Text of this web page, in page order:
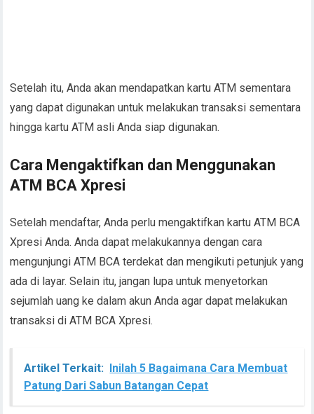
Setelah itu, Anda akan mendapatkan kartu ATM sementara
yang dapat digunakan untuk melakukan transaksi sementara
hingga kartu ATM asli Anda siap digunakan.
Cara Mengaktifkan dan Menggunakan
ATM BCA Xpresi
Setelah mendaftar, Anda perlu mengaktifkan kartu ATM BCA
Xpresi Anda. Anda dapat melakukannya dengan cara
mengunjungi ATM BCA terdekat dan mengikuti petunjuk yang
ada di layar. Selain itu, jangan lupa untuk menyetorkan
sejumlah uang ke dalam akun Anda agar dapat melakukan
transaksi di ATM BCA Xpresi.
Artikel Terkait: Inilah 5 Bagaimana Cara Membuat
Patung Dari Sabun Batangan Cepat